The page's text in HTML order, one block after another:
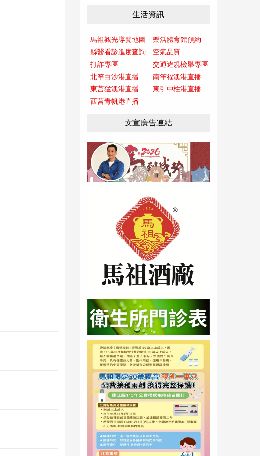
生活資訊
馬祖觀光導覽地圖
樂活體育館預約
縣醫看診進度查詢
空氣品質
打詐專區
交通違規檢舉專區
北竿白沙港直播
南竿福澳港直播
東莒猛澳港直播
東引中柱港直播
西莒青帆港直播
文宣廣告連結